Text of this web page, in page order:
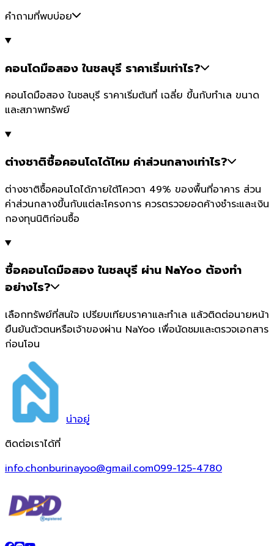
คำถามที่พบบ่อย
คอนโดมือสอง ในชลบุรี ราคาเริ่มเท่าไร?
คอนโดมือสอง ในชลบุรี ราคาเริ่มต้นที่ เฉลี่ย ขึ้นกับทำเล ขนาด
และสภาพทรัพย์
ต่างชาติซื้อคอนโดได้ไหม ค่าส่วนกลางเท่าไร?
ต่างชาติซื้อคอนโดได้ภายใต้โควตา 49% ของพื้นที่อาคาร ส่วน
ค่าส่วนกลางขึ้นกับแต่ละโครงการ ควรตรวจยอดค้างชำระและเงิน
กองทุนนิติก่อนซื้อ
ซื้อคอนโดมือสอง ในชลบุรี ผ่าน NaYoo ต้องทำ
อย่างไร?
เลือกทรัพย์ที่สนใจ เปรียบเทียบราคาและทำเล แล้วติดต่อนายหน้า
ยืนยันตัวตนหรือเจ้าของผ่าน NaYoo เพื่อนัดชมและตรวจเอกสาร
ก่อนโอน
น่าอยู่
ติดต่อเราได้ที่
info.chonburinayoo@gmail.com099-125-4780